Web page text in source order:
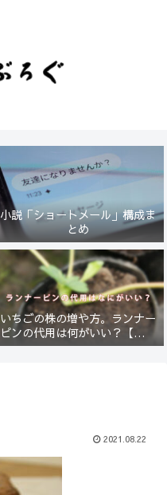
小説「ショートメール」構成ま
とめ
いちごの株の増や方。ランナー
ピンの代用は何がいい？【５年
放置したイチゴは復活するの
2021.08.22